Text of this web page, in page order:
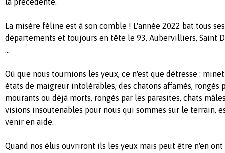
La misère féline est à son comble ! L'année 2022 bat tous
départements et toujours en tête le 93, Aubervilliers, Saint
...
Où que nous tournions les yeux, ce n'est que détresse :
états de maigreur intolérables, des chatons affamés, rongés
mourants ou déjà morts, rongés par les parasites, chats
visions insoutenables pour nous qui sommes sur le terrain,
venir en aide.
Quand nos élus ouvriront ils les yeux mais peut être n'en